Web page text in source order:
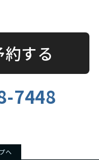
する
7448
へ